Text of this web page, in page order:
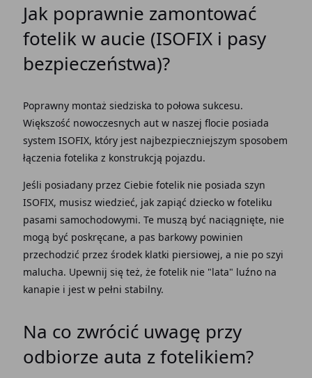
Jak poprawnie zamontować
fotelik w aucie (ISOFIX i pasy
bezpieczeństwa)?
Poprawny montaż siedziska to połowa sukcesu.
Większość nowoczesnych aut w naszej flocie posiada
system ISOFIX, który jest najbezpieczniejszym sposobem
łączenia fotelika z konstrukcją pojazdu.
Jeśli posiadany przez Ciebie fotelik nie posiada szyn
ISOFIX, musisz wiedzieć, jak zapiąć dziecko w foteliku
pasami samochodowymi. Te muszą być naciągnięte, nie
mogą być poskręcane, a pas barkowy powinien
przechodzić przez środek klatki piersiowej, a nie po szyi
malucha. Upewnij się też, że fotelik nie "lata" luźno na
kanapie i jest w pełni stabilny.
Na co zwrócić uwagę przy
odbiorze auta z fotelikiem?